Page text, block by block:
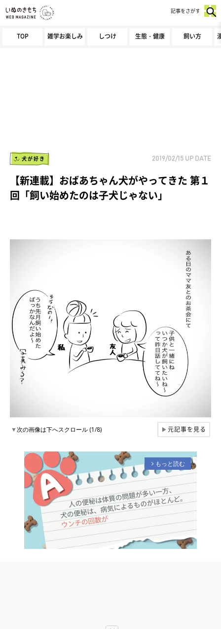
TOP 雑学お楽しみ しつけ 生態・健康 飼い方
記事をさがす
犬が好き 2019/02/15 UP DATE
【新連載】おばあちゃん犬がやってきた 第１
回「飼い始めたのは子犬じゃない」
▼次の画像は下へスクロール (1/8) ▶元記事を見る
arrow_forward_ios もっと読む